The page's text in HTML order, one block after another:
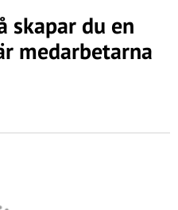
skapar du en
medarbetarna